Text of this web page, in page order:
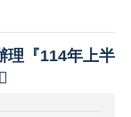
理『114年上半